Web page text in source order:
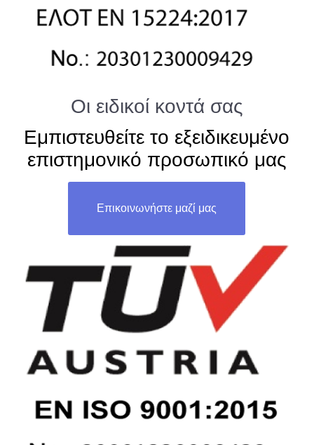
Οι ειδικοί κοντά σας
Εμπιστευθείτε το εξειδικευμένο
επιστημονικό προσωπικό μας
Επικοινωνήστε μαζί μας